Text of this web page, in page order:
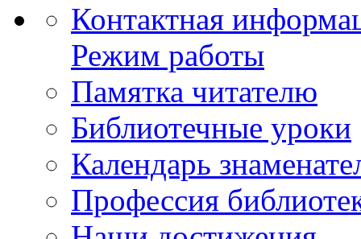
Контактная
Режим работы
Памятка читателю
Библиотечные уроки
Календарь
Профессия